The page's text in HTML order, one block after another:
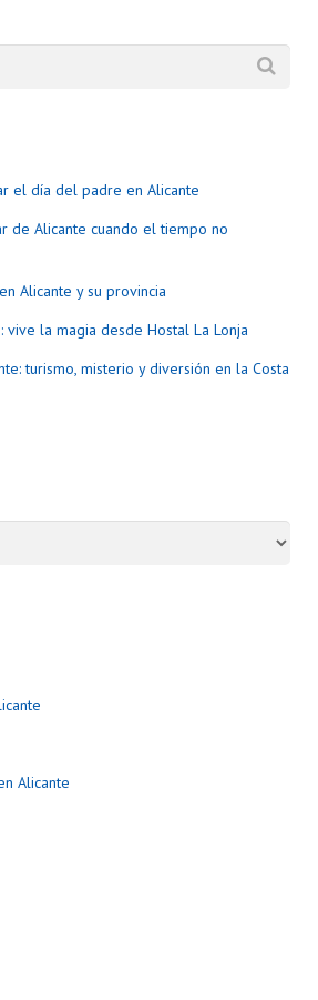
el día del padre en Alicante
de Alicante cuando el tiempo no
Alicante y su provincia
vive la magia desde Hostal La Lonja
turismo, misterio y diversión en la Costa
Alicante